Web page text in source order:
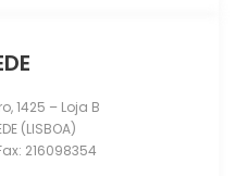
1425 – Loja B
(LISBOA)
216098354